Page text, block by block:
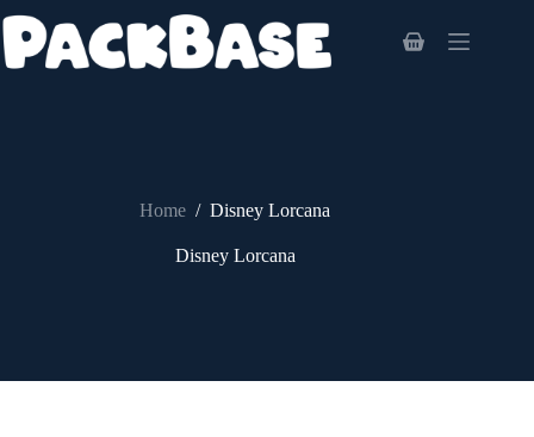
naar
de
inhoud
Winkelwagen
Home / Disney Lorcana
Disney Lorcana